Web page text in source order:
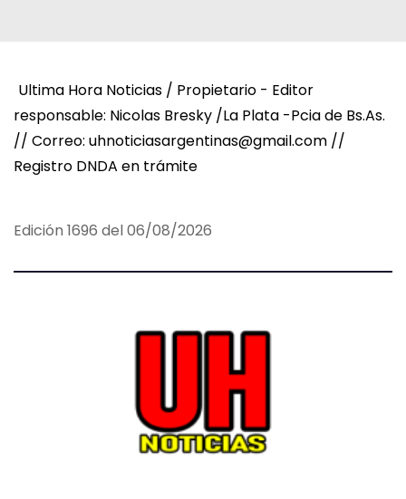
Ultima Hora Noticias / Propietario - Editor
responsable: Nicolas Bresky /La Plata -Pcia de Bs.As.
// Correo: uhnoticiasargentinas@gmail.com //
Registro DNDA en trámite
Edición 1696 del 06/08/2026